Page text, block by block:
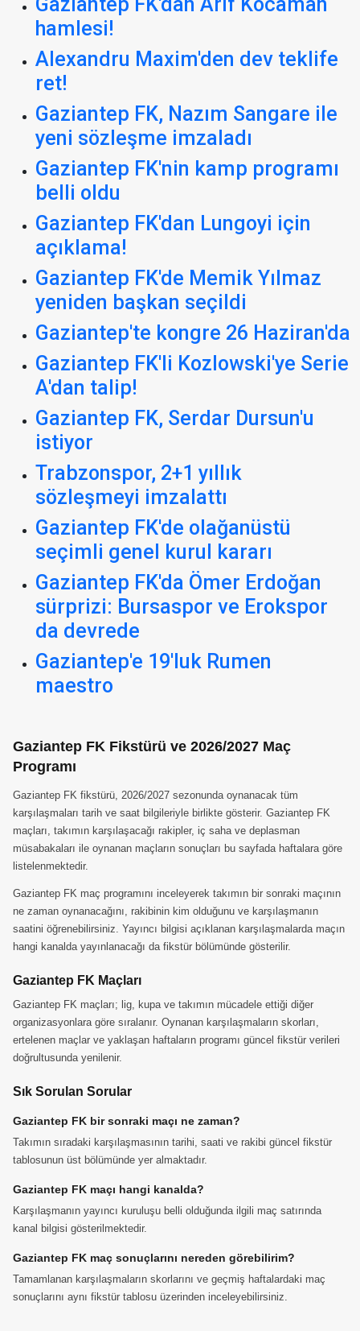
hamlesi!
Alexandru Maxim'den dev teklife
ret!
Gaziantep FK, Nazım Sangare ile
yeni sözleşme imzaladı
Gaziantep FK'nin kamp programı
belli oldu
Gaziantep FK'dan Lungoyi için
açıklama!
Gaziantep FK'de Memik Yılmaz
yeniden başkan seçildi
Gaziantep'te kongre 26 Haziran'da
Gaziantep FK'li Kozlowski'ye Serie
A'dan talip!
Gaziantep FK, Serdar Dursun'u
istiyor
Trabzonspor, 2+1 yıllık
sözleşmeyi imzalattı
Gaziantep FK'de olağanüstü
seçimli genel kurul kararı
Gaziantep FK'da Ömer Erdoğan
sürprizi: Bursaspor ve Erokspor
da devrede
Gaziantep'e 19'luk Rumen
maestro
Gaziantep FK Fikstürü ve 2026/2027 Maç
Programı
Gaziantep FK fikstürü, 2026/2027 sezonunda oynanacak tüm
karşılaşmaları tarih ve saat bilgileriyle birlikte gösterir. Gaziantep FK
maçları, takımın karşılaşacağı rakipler, iç saha ve deplasman
müsabakaları ile oynanan maçların sonuçları bu sayfada haftalara göre
listelenmektedir.
Gaziantep FK maç programını inceleyerek takımın bir sonraki maçının
ne zaman oynanacağını, rakibinin kim olduğunu ve karşılaşmanın
saatini öğrenebilirsiniz. Yayıncı bilgisi açıklanan karşılaşmalarda maçın
hangi kanalda yayınlanacağı da fikstür bölümünde gösterilir.
Gaziantep FK Maçları
Gaziantep FK maçları; lig, kupa ve takımın mücadele ettiği diğer
organizasyonlara göre sıralanır. Oynanan karşılaşmaların skorları,
ertelenen maçlar ve yaklaşan haftaların programı güncel fikstür verileri
doğrultusunda yenilenir.
Sık Sorulan Sorular
Gaziantep FK bir sonraki maçı ne zaman?
Takımın sıradaki karşılaşmasının tarihi, saati ve rakibi güncel fikstür
tablosunun üst bölümünde yer almaktadır.
Gaziantep FK maçı hangi kanalda?
Karşılaşmanın yayıncı kuruluşu belli olduğunda ilgili maç satırında
kanal bilgisi gösterilmektedir.
Gaziantep FK maç sonuçlarını nereden görebilirim?
Tamamlanan karşılaşmaların skorlarını ve geçmiş haftalardaki maç
sonuçlarını aynı fikstür tablosu üzerinden inceleyebilirsiniz.